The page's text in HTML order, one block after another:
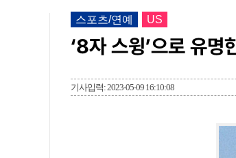
스포츠/연예 US
‘8자 스윙’으로 유
기사입력: 2023-05-09 16:10:08